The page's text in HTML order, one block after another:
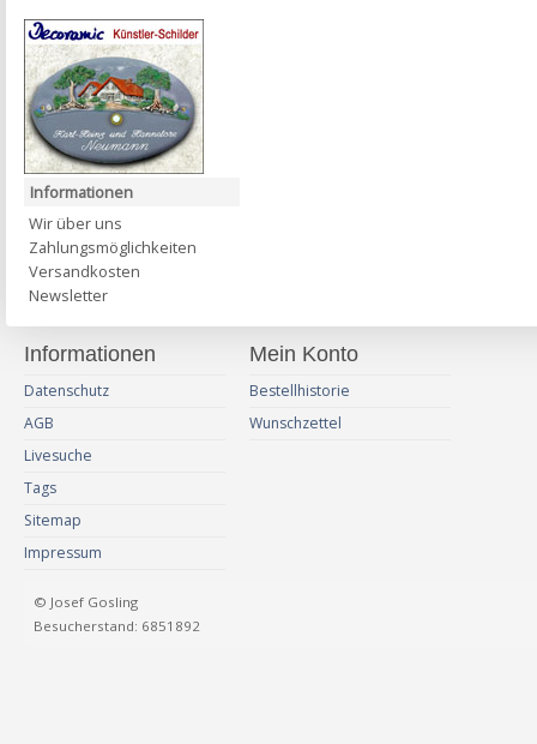
Informationen
Wir über uns
Zahlungsmöglichkeiten
Versandkosten
Newsletter
Informationen
Datenschutz
AGB
Livesuche
Tags
Sitemap
Impressum
Mein Konto
Bestellhistorie
Wunschzettel
© Josef Gosling
Besucherstand: 6851892